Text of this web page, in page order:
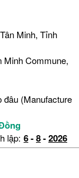
Minh, Tỉnh
Minh Commune,
(Manufacture
lập: 6-8-2026